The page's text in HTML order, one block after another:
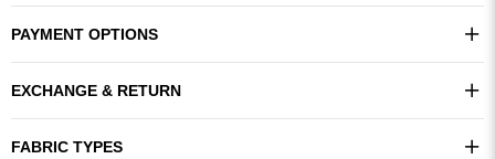
PAYMENT OPTIONS
EXCHANGE & RETURN
FABRIC TYPES